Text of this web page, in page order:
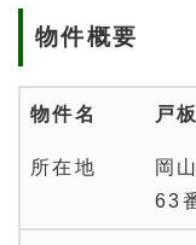
物件概要
物件名 戸
所在地
岡
63